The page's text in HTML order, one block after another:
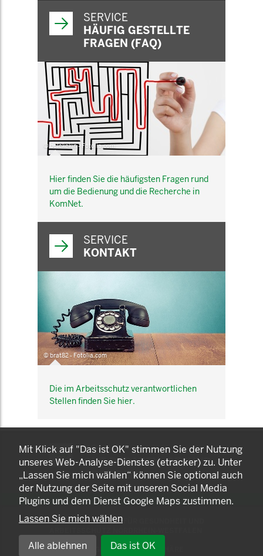
SERVICE
HÄUFIG GESTELLTE
FRAGEN (FAQ)
© belekekin - Fotolia.com
Hier finden Sie die häufigsten Fragen rund
um die Bedienung und die Recherche in
KomNet.
SERVICE
KONTAKT
© brat82 - Fotolia.com
Die im Arbeitsschutz verantwortlichen
Stellen finden Sie hier.
KOMNET
GUT BERATEN. GESUND
ARBEITEN.
© 2025 LANDESAMT FÜR GESUNDHEIT UND
EINSTELLUNGEN ZUR PRIVATSPHÄRE
Mit Klick auf "Das ist OK" stimmen Sie der Nutzung
unseres Web-Analyse-Dienstes (etracker) zu. Unter
„Lassen Sie mich wählen“ können Sie optional auch
der Nutzung der Seite mit unseren Social Media
Plugins und dem Dienst Google Maps zustimmen.
Lassen Sie mich wählen
Alle ablehnen Das ist OK